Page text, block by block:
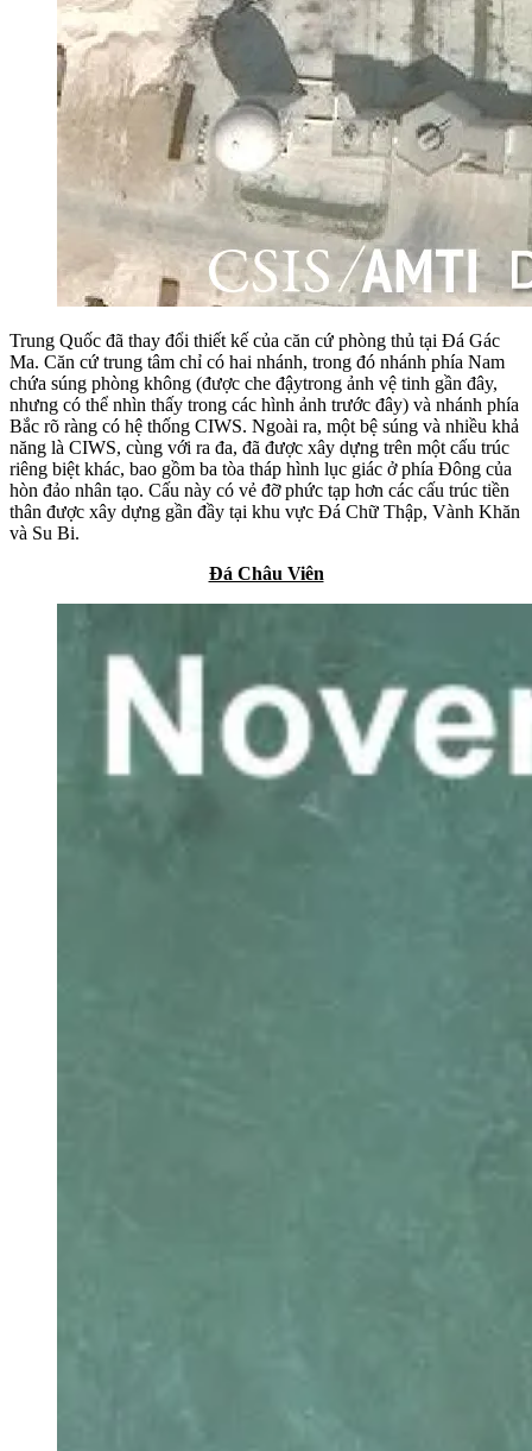
Trung Quốc đã thay đổi thiết kế của căn cứ phòng thủ tại Đá Gác
Ma. Căn cứ trung tâm chỉ có hai nhánh, trong đó nhánh phía Nam
chứa súng phòng không (được che đậytrong ảnh vệ tinh gần đây,
nhưng có thể nhìn thấy trong các hình ảnh trước đây) và nhánh phía
Bắc rõ ràng có hệ thống CIWS. Ngoài ra, một bệ súng và nhiều khả
năng là CIWS, cùng với ra đa, đã được xây dựng trên một cấu trúc
riêng biệt khác, bao gồm ba tòa tháp hình lục giác ở phía Đông của
hòn đảo nhân tạo. Cấu này có vẻ đỡ phức tạp hơn các cấu trúc tiền
thân được xây dựng gần đầy tại khu vực Đá Chữ Thập, Vành Khăn
và Su Bi.
Đá Châu Viên